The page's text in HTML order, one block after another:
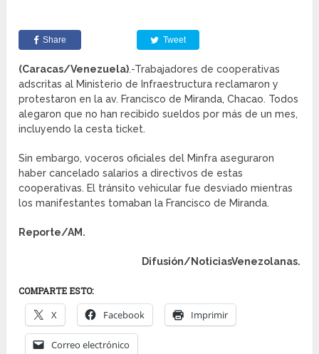
Share Tweet
(Caracas/Venezuela).-Trabajadores de cooperativas
adscritas al Ministerio de Infraestructura reclamaron y
protestaron en la av. Francisco de Miranda, Chacao. Todos
alegaron que no han recibido sueldos por más de un mes,
incluyendo la cesta ticket.
Sin embargo, voceros oficiales del Minfra aseguraron
haber cancelado salarios a directivos de estas
cooperativas. El tránsito vehicular fue desviado mientras
los manifestantes tomaban la Francisco de Miranda.
Reporte/AM.
Difusión/NoticiasVenezolanas.
COMPARTE ESTO:
X Facebook Imprimir
Correo electrónico